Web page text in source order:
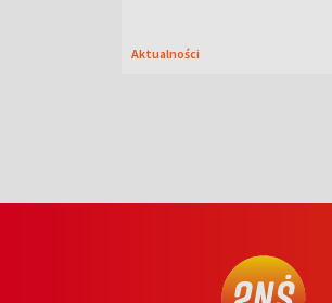
Aktualności